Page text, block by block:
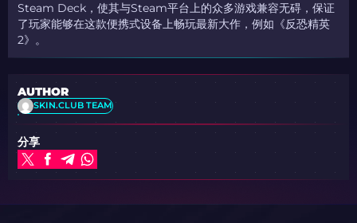
Steam Deck，使其与Steam平台上的众多游戏兼容无碍，保证
了玩家能够在这款便携式设备上畅玩最新大作，例如《反恐精英
2》。
AUTHOR
SKIN.CLUB TEAM
分享